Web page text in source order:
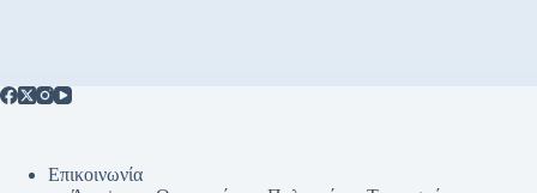
Επικοινωνία